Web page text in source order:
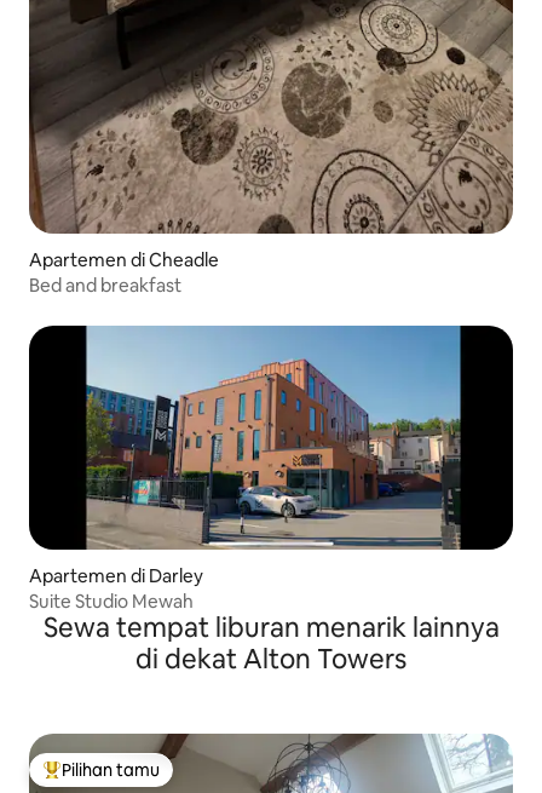
Apartemen di Cheadle
Bed and breakfast
Apartemen di Darley
Suite Studio Mewah
Sewa tempat liburan menarik lainnya
di dekat Alton Towers
Pilihan tamu terpopuler
Pilihan tamu